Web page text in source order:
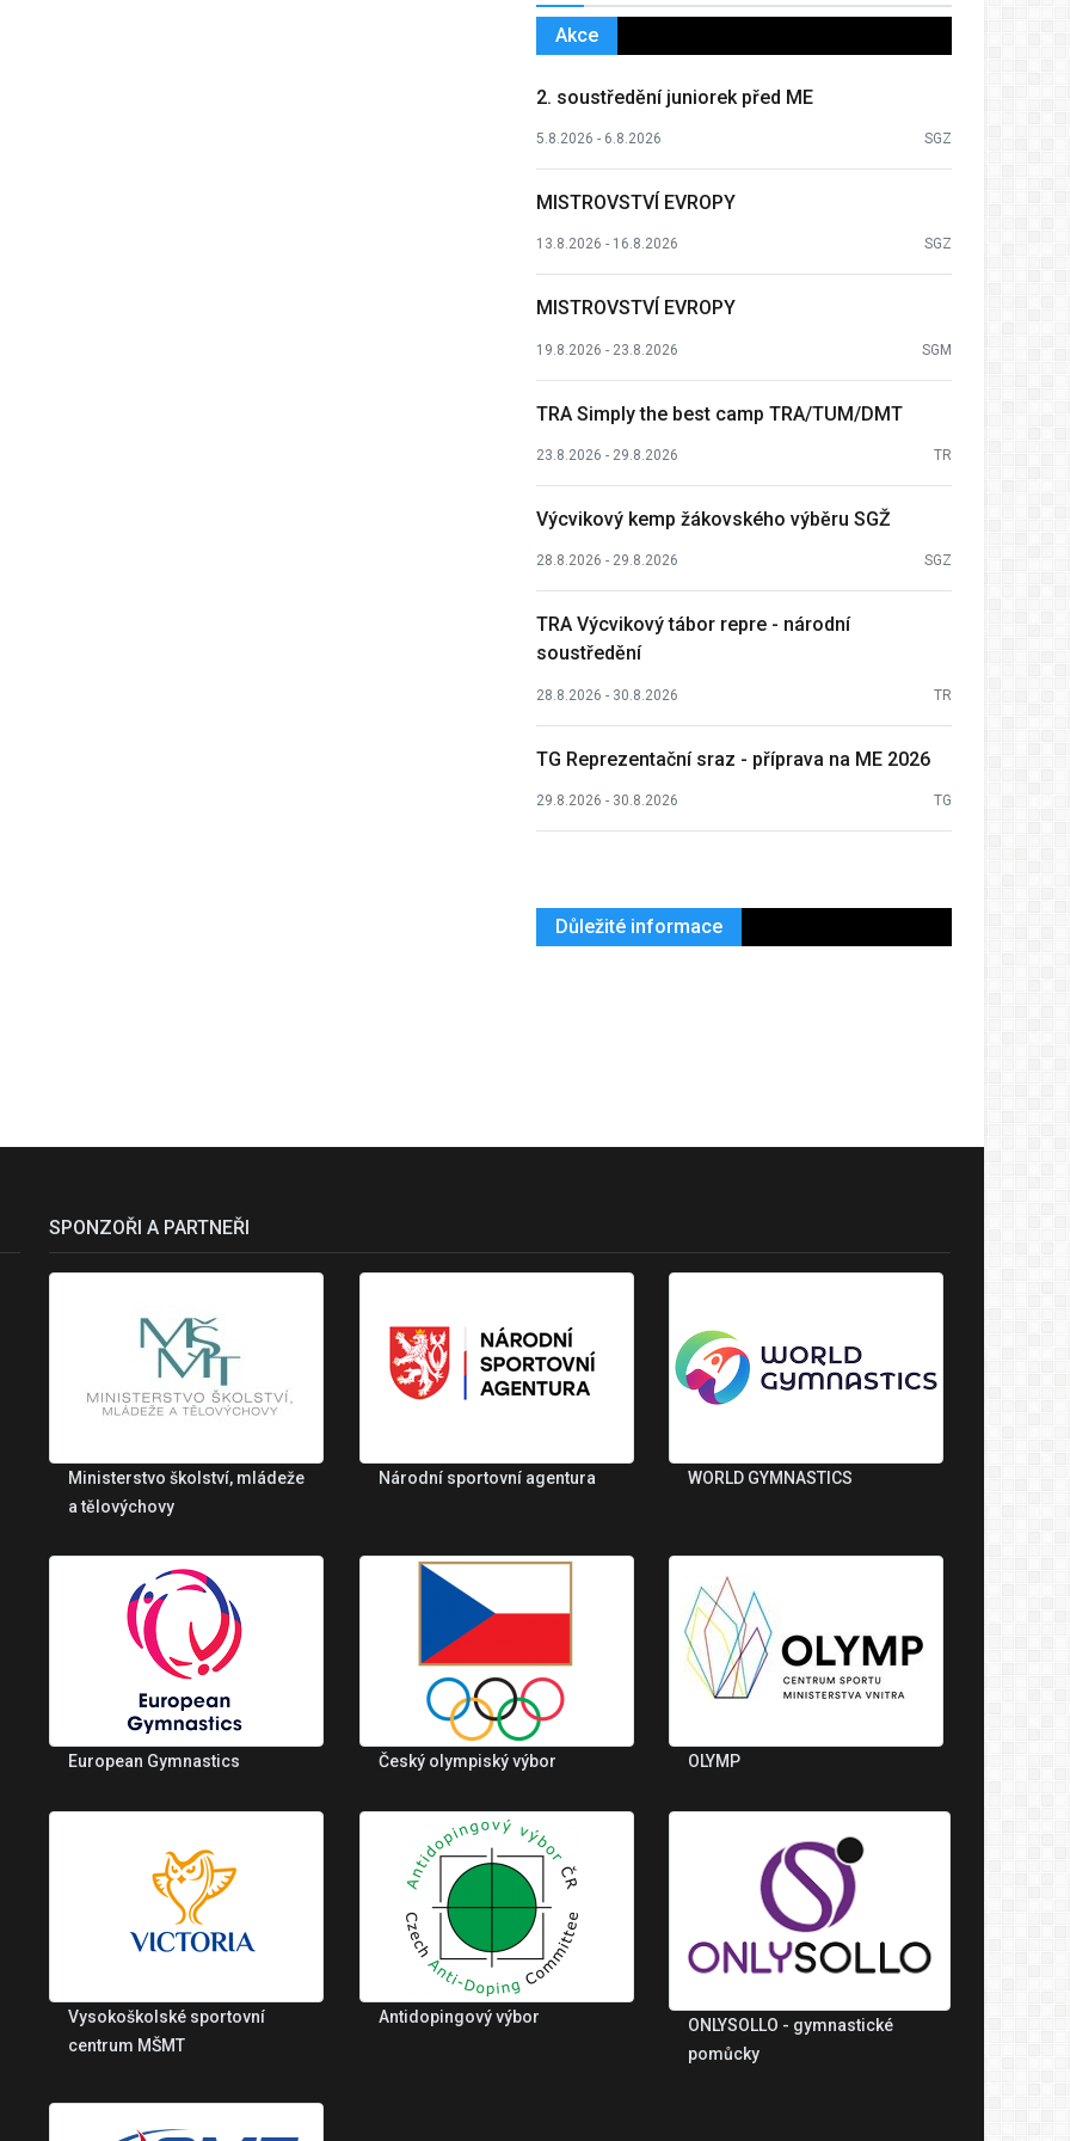
Akce
2. soustředění juniorek před ME
5.8.2026 - 6.8.2026 SGZ
MISTROVSTVÍ EVROPY
13.8.2026 - 16.8.2026 SGZ
MISTROVSTVÍ EVROPY
19.8.2026 - 23.8.2026 SGM
TRA Simply the best camp TRA/TUM/DMT
23.8.2026 - 29.8.2026 TR
Výcvikový kemp žákovského výběru SGŽ
28.8.2026 - 29.8.2026 SGZ
TRA Výcvikový tábor repre - národní
soustředění
28.8.2026 - 30.8.2026 TR
TG Reprezentační sraz - příprava na ME 2026
29.8.2026 - 30.8.2026 TG
Důležité informace
SPONZOŘI A PARTNEŘI
Ministerstvo školství, mládeže
a tělovýchovy
Národní sportovní agentura WORLD GYMNASTICS
European Gymnastics Český olympiský výbor OLYMP
Vysokoškolské sportovní
centrum MŠMT
Antidopingový výbor
ONLYSOLLO - gymnastické
pomůcky